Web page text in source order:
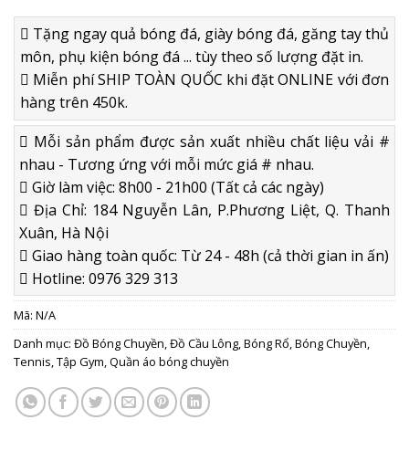
Tặng ngay quả bóng đá, giày bóng đá, găng tay thủ
môn, phụ kiện bóng đá ... tùy theo số lượng đặt in.
Miễn phí SHIP TOÀN QUỐC khi đặt ONLINE với đơn
hàng trên 450k.
Mỗi sản phẩm được sản xuất nhiều chất liệu vải #
nhau - Tương ứng với mỗi mức giá # nhau.
Giờ làm việc: 8h00 - 21h00 (Tất cả các ngày)
Địa Chỉ: 184 Nguyễn Lân, P.Phương Liệt, Q. Thanh
Xuân, Hà Nội
Giao hàng toàn quốc: Từ 24 - 48h (cả thời gian in ấn)
Hotline: 0976 329 313
Mã: N/A
Danh mục: Đồ Bóng Chuyền,Đồ Cầu Lông, Bóng Rổ, Bóng Chuyền,
Tennis, Tập Gym,Quần áo bóng chuyền